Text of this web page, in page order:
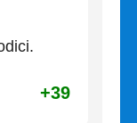
+39